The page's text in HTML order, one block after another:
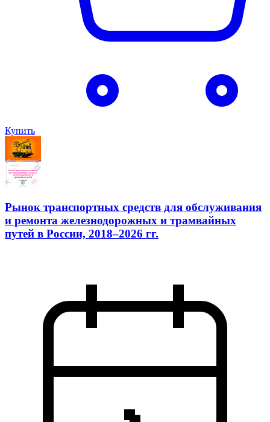
Купить
Рынок транспортных средств для обслуживания
и ремонта железнодорожных и трамвайных
путей в России, 2018–2026 гг.